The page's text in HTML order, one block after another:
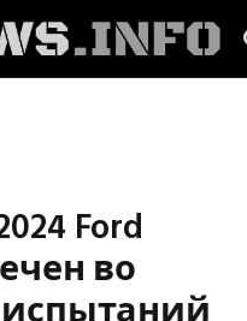
Ford
во